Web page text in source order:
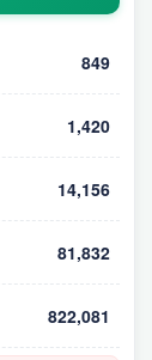
849
1,420
14,156
81,832
822,081